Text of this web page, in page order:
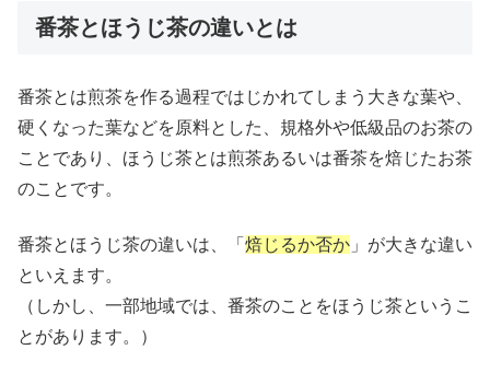
番茶とほうじ茶の違いとは
番茶とは煎茶を作る過程ではじかれてしまう大きな葉や、
硬くなった葉などを原料とした、規格外や低級品のお茶の
ことであり、ほうじ茶とは煎茶あるいは番茶を焙じたお茶
のことです。
番茶とほうじ茶の違いは、「 焙じるか否か 」が大きな違い
といえます。
（しかし、一部地域では、番茶のことをほうじ茶というこ
とがあります。）